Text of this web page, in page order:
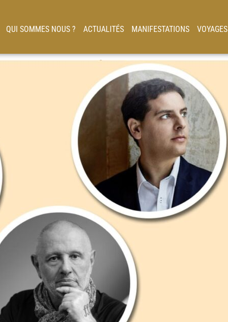
QUI SOMMES NOUS ? ACTUALITÉS MANIFESTATIONS VOYAGES